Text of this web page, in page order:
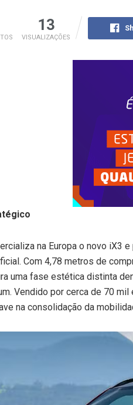
13
VISUALIZAÇÕES
na Europa o novo iX3
Com 4,78 metros de
uma fase estética distinta
Vendido por cerca de 70
na consolidação da